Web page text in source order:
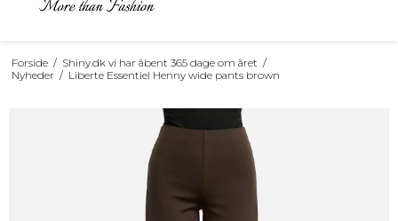
Forside / Shiny.dk vi har åbent 365 dage om året /
Nyheder / Liberte Essentiel Henny wide pants brown